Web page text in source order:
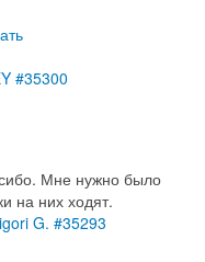
#35300
Мне нужно было
на них ходят.
G. #35293